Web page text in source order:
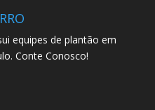
equipes de plantão em
Conte Conosco!